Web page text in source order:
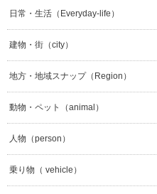
日常・生活（Everyday-life）
建物・街（city）
地方・地域スナップ（Region）
動物・ペット（animal）
人物（person）
乗り物（ vehicle）